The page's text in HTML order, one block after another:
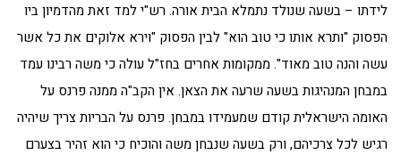
לידתו – בשעה שנולד נתמלא הבית אורה. רש"י למד זאת מהדמיון ביו
הפסוק "ותרא אותו כי טוב הוא" לבין הפסוק "וירא אלוקים את כל אשר
עשה והנה טוב מאוד". ממקומות אחרים בחז"ל עולה כי משה רבינו עמד
במבחן המנהיגות בשעה שרעה את הצאן. אין הקב"ה ממנה פרנס על
האומה הישראלית קודם שמעמידו במבחן. פרנס על הבריות צריך שיהיה
רגיש לכל צרכיהם, ורק בשעה שנבחן משה והוכיח כי הוא זהיר בצערם